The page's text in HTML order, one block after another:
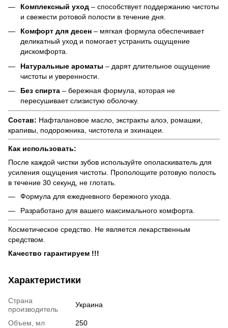
Комплексный уход – способствует поддержанию чистоты
и свежести ротовой полости в течение дня.
Комфорт для десен – мягкая формула обеспечивает
деликатный уход и помогает устранить ощущение
дискомфорта.
Натуральные ароматы – дарят длительное ощущение
чистоты и уверенности.
Без спирта – бережная формула, которая не
пересушивает слизистую оболочку.
Состав: Нафталановое масло, экстракты алоэ, ромашки,
крапивы, подорожника, чистотела и эхинацеи.
Как использовать:
После каждой чистки зубов используйте ополаскиватель для
усиления ощущения чистоты. Прополощите ротовую полость
в течение 30 секунд, не глотать.
Формула для ежедневного бережного ухода.
Разработано для вашего максимального комфорта.
Косметическое средство. Не является лекарственным
средством.
Качество гарантируем !!!
Характеристики
Страна
производитель
Украина
Объем, мл
250